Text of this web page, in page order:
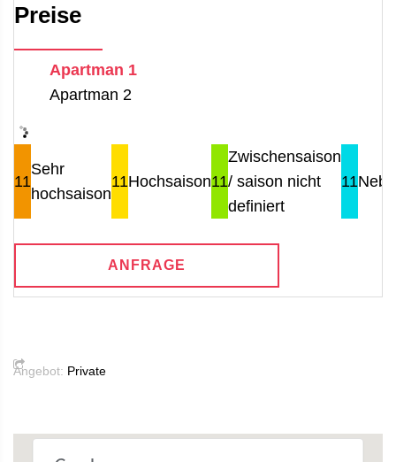
Preise
Apartman 1
Apartman 2
11
Sehr
hochsaison
11Hochsaison11
Zwischensaison
/ saison nicht
definiert
11
ANFRAGE
Angebot: Private